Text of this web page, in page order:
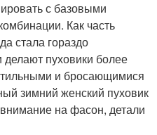
с базовыми
Как часть
стала гораздо
пуховики более
и бросающимися
зимний женский пуховик
на фасон, детали